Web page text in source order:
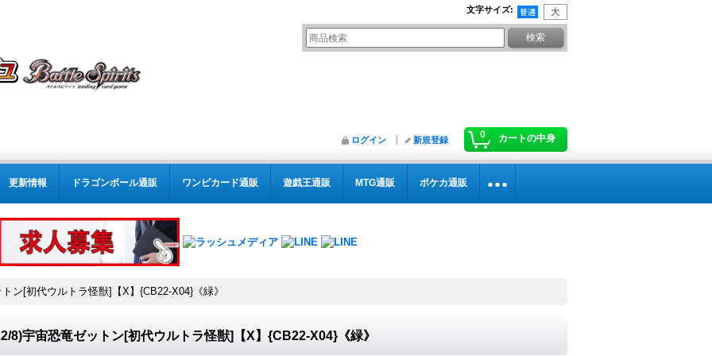
文字サイズ:
0 カートの中身
ログイン 新規登録
更新情報 ドラゴンボール通販 ワンピカード通販 遊戯王通販 MTG通販 ポケカ通販
ン[初代ウルトラ怪獣]【X】{CB22-X04}《緑》
8)宇宙恐竜ゼットン[初代ウルトラ怪獣]【X】{CB22-X04}《緑》